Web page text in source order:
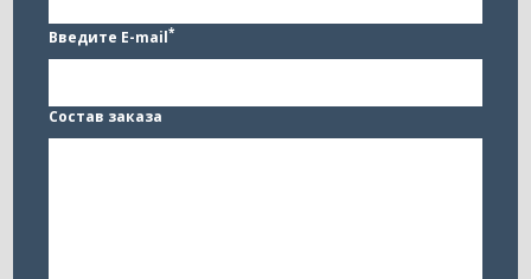
Введите E-mail*
Состав заказа